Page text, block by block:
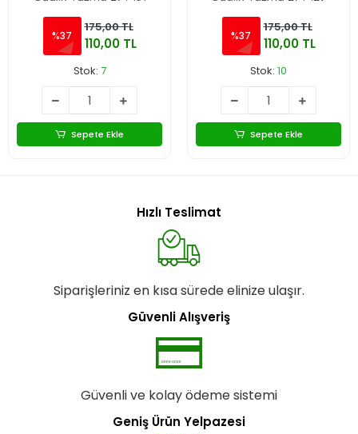
%37
175,00 TL
110,00 TL
Stok: 7
Sepete Ekle
%37
175,00 TL
110,00 TL
Stok: 10
Sepete Ekle
Hızlı Teslimat
Siparişleriniz en kısa sürede elinize ulaşır.
Güvenli Alışveriş
Güvenli ve kolay ödeme sistemi
Geniş Ürün Yelpazesi